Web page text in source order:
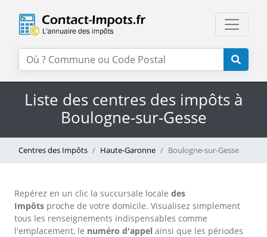
Liste des centres des impôts à
Boulogne-sur-Gesse
Centres des Impôts Haute-Garonne Boulogne-sur-Gesse
Repérez en un clic la succursale locale des
Impôts proche de votre domicile. Visualisez simplement
tous les renseignements indispensables comme
l'emplacement, le numéro d'appel ainsi que les périodes